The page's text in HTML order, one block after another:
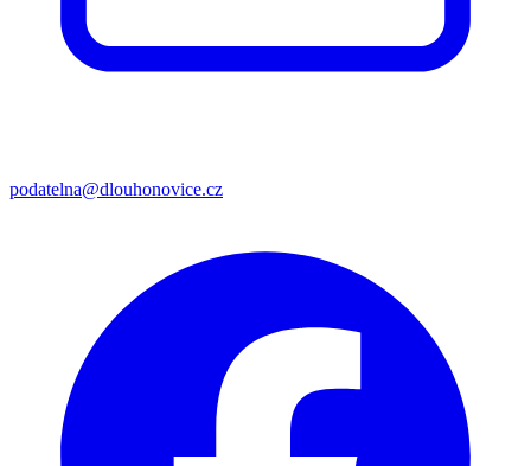
podatelna@dlouhonovice.cz